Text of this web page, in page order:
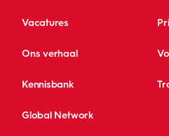
Vacatures
Ons verhaal
Kennisbank
Global Network